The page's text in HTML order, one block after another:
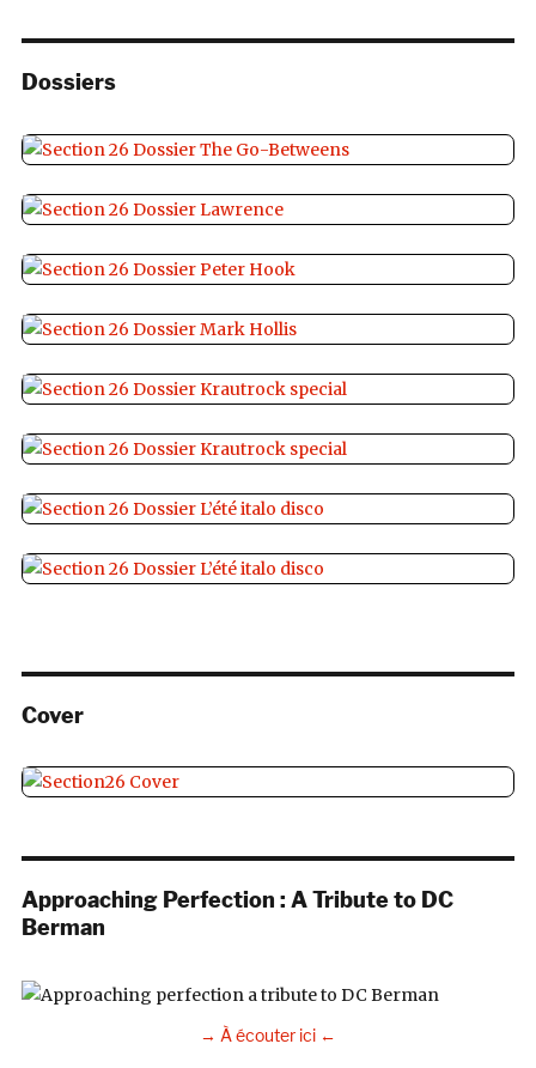
Dossiers
Cover
Approaching Perfection : A Tribute to DC
Berman
→ À écouter ici ←